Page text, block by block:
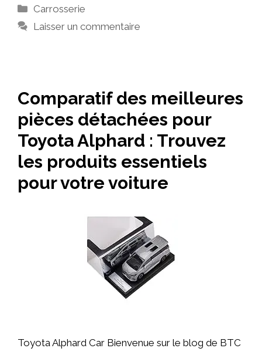
Catégories
Carrosserie
Laisser un commentaire
Comparatif des meilleures
pièces détachées pour
Toyota Alphard : Trouvez
les produits essentiels
pour votre voiture
Toyota Alphard Car Bienvenue sur le blog de BTC